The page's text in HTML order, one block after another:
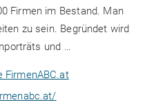
Firmen im Bestand. Man
zu sein. Begründet wird
und …
FirmenABC.at